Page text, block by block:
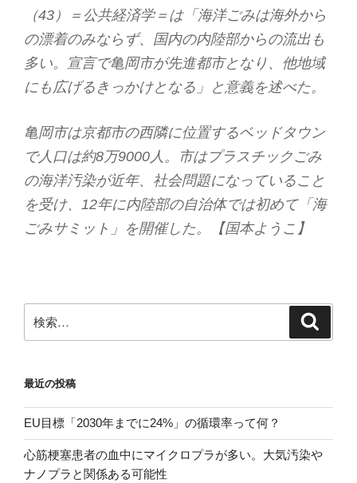
（43）＝公共経済学＝は「海洋ごみは海外から
の漂着のみならず、国内の内陸部からの流出も
多い。宣言で亀岡市が先進都市となり、他地域
にも広げるきっかけとなる」と意義を述べた。
亀岡市は京都市の西隣に位置するベッドタウン
で人口は約8万9000人。市はプラスチックごみ
の海洋汚染が近年、社会問題になっていること
を受け、12年に内陸部の自治体では初めて「海
ごみサミット」を開催した。【国本ようこ】
索:
最近の投稿
EU目標「2030年までに24%」の循環率って何？
心筋梗塞患者の血中にマイクロプラが多い。大気汚染や
ナノプラと関係ある可能性